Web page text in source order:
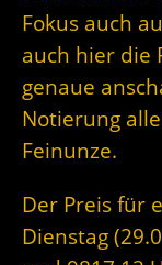
Fokus auch
auch hier die
genaue
Notierung
Feinunze.
Der Preis für
Dienstag